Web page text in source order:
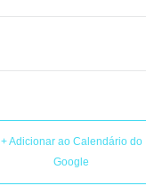
+ Adicionar ao Calendário do
Google